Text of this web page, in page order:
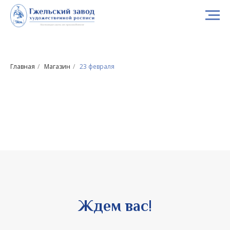
Главная / Магазин / 23 февраля
Ждем вас!